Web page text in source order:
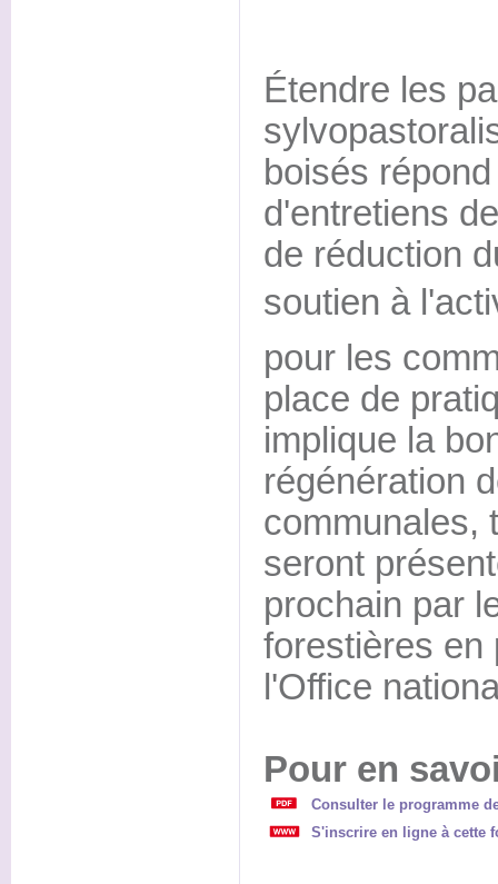
Étendre les
boisés
d'entretiens
de réduction
soutien à
pour les
place de
implique la
régénération
communales,
seront
prochain par
forestières en
l'Office
Pour en
Consulter le programme
S'inscrire en ligne à cette